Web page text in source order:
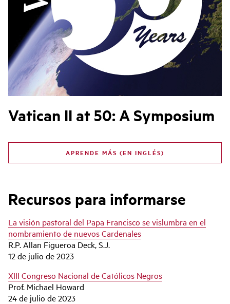
Vatican II at 50: A Symposium
APRENDE MÁS (EN INGLÉS)
Recursos para informarse
La visión pastoral del Papa Francisco se vislumbra en el
nombramiento de nuevos Cardenales
R.P. Allan Figueroa Deck, S.J.
12 de julio de 2023
XIII Congreso Nacional de Católicos Negros
Prof. Michael Howard
24 de julio de 2023